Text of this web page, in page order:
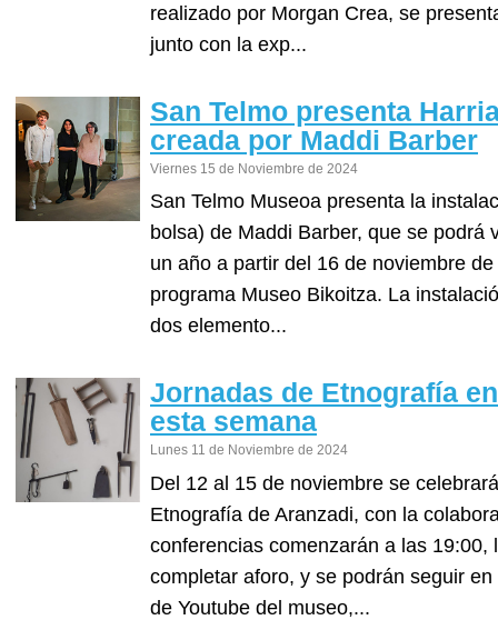
realizado por Morgan Crea, se
junto con la exp...
San Telmo presenta
creada por Maddi Barber
Viernes 15 de Noviembre de 2024
San Telmo Museoa presenta la
bolsa) de Maddi Barber, que se podrá
un año a partir del 16 de noviembre
programa Museo Bikoitza. La
dos elemento...
Jornadas de Etnografía
esta semana
Lunes 11 de Noviembre de 2024
Del 12 al 15 de noviembre se
Etnografía de Aranzadi, con la
conferencias comenzarán a las 19:00,
completar aforo, y se podrán seguir
de Youtube del museo,...